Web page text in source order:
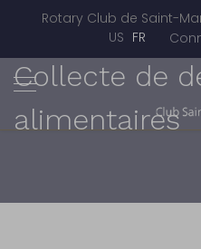
Rotary Club de Saint-
Sélectionnez
US FR
Collecte de
alimentaires